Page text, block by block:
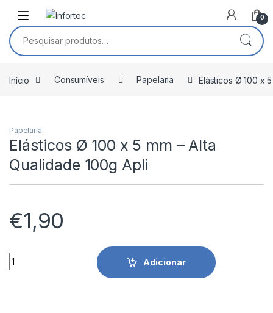
Saltar para navegação
Pular para o conteúdo
0
Pesquisar por:
Início Consumíveis Papelaria Elásticos Ø 100 x
Papelaria
Elásticos Ø 100 x 5 mm – Alta
Qualidade 100g Apli
€1,90
Elásticos Ø 100 x 5 mm - Alta Qualidade 100g Apli quantidade
Adicionar